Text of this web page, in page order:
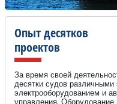
Опыт десятков
проектов
За время своей
десятки судов различными
электрооборудованием и